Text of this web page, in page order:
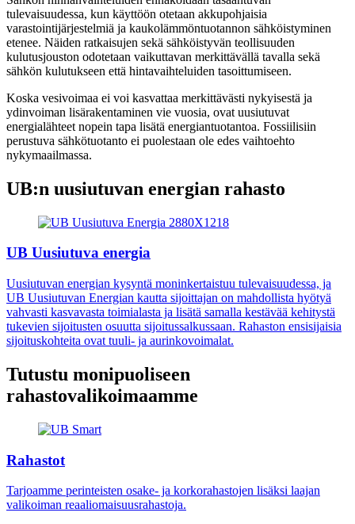
tulevaisuudessa, kun käyttöön otetaan akkupohjaisia
varastointijärjestelmiä ja kaukolämmöntuotannon sähköistyminen
etenee. Näiden ratkaisujen sekä sähköistyvän teollisuuden
kulutusjouston odotetaan vaikuttavan merkittävällä tavalla sekä
sähkön kulutukseen että hintavaihteluiden tasoittumiseen.
Koska vesivoimaa ei voi kasvattaa merkittävästi nykyisestä ja
ydinvoiman lisärakentaminen vie vuosia, ovat uusiutuvat
energialähteet nopein tapa lisätä energiantuotantoa. Fossiilisiin
perustuva sähkötuotanto ei puolestaan ole edes vaihtoehto
nykymaailmassa.
UB:n uusiutuvan energian rahasto
UB Uusiutuva energia
Uusiutuvan energian kysyntä moninkertaistuu tulevaisuudessa, ja
UB Uusiutuvan Energian kautta sijoittajan on mahdollista hyötyä
vahvasti kasvavasta toimialasta ja lisätä samalla kestävää kehitystä
tukevien sijoitusten osuutta sijoitussalkussaan. Rahaston ensisijaisia
sijoituskohteita ovat tuuli- ja aurinkovoimalat.
Tutustu monipuoliseen
rahastovalikoimaamme
Rahastot
Tarjoamme perinteisten osake- ja korkorahastojen lisäksi laajan
valikoiman reaaliomaisuusrahastoja.